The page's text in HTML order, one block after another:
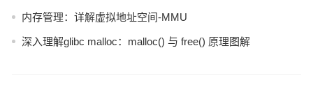
内存管理：详解虚拟地址空间-MMU
深入理解glibc malloc：malloc() 与 free() 原理图解